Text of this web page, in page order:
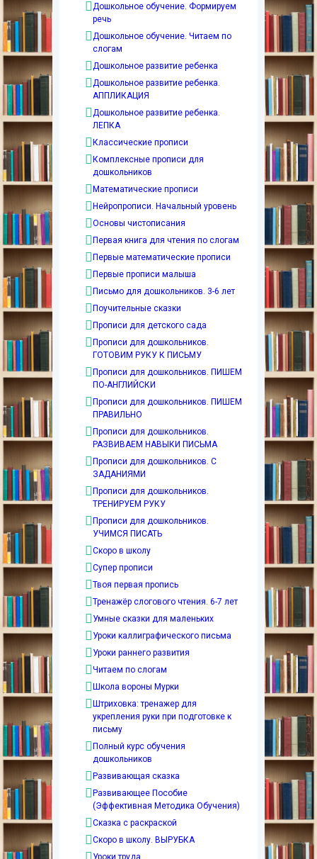
Дошкольное обучение. Формируем
речь
Дошкольное обучение. Читаем по
слогам
Дошкольное развитие ребенка
Дошкольное развитие ребенка.
АППЛИКАЦИЯ
Дошкольное развитие ребенка.
ЛЕПКА
Классические прописи
Комплексные прописи для
дошкольников
Математические прописи
Нейропрописи. Начальный уровень
Основы чистописания
Первая книга для чтения по слогам
Первые математические прописи
Первые прописи малыша
Письмо для дошкольников. 3-6 лет
Поучительные сказки
Прописи для детского сада
Прописи для дошкольников.
ГОТОВИМ РУКУ К ПИСЬМУ
Прописи для дошкольников. ПИШЕМ
ПО-АНГЛИЙСКИ
Прописи для дошкольников. ПИШЕМ
ПРАВИЛЬНО
Прописи для дошкольников.
РАЗВИВАЕМ НАВЫКИ ПИСЬМА
Прописи для дошкольников. С
ЗАДАНИЯМИ
Прописи для дошкольников.
ТРЕНИРУЕМ РУКУ
Прописи для дошкольников.
УЧИМСЯ ПИСАТЬ
Скоро в школу
Супер прописи
Твоя первая пропись
Тренажёр слогового чтения. 6-7 лет
Умные сказки для маленьких
Уроки каллиграфического письма
Уроки раннего развития
Читаем по слогам
Школа вороны Мурки
Штриховка: тренажер для
укрепления руки при подготовке к
письму
Полный курс обучения
дошкольников
Развивающая сказка
Развивающее Пособие
(Эффективная Методика Обучения)
Сказка с раскраской
Скоро в школу. ВЫРУБКА